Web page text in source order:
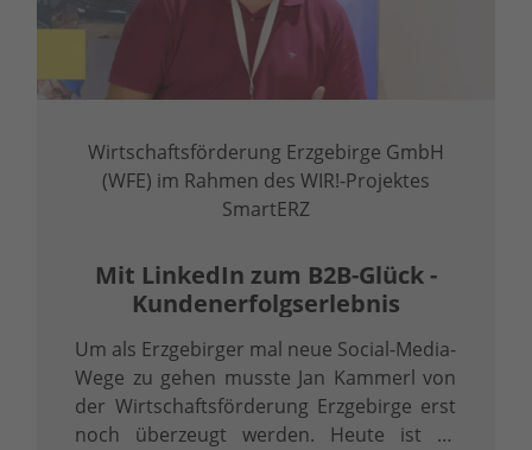
Wirtschaftsförderung Erzgebirge GmbH
(WFE) im Rahmen des WIR!-Projektes
SmartERZ
Mit LinkedIn zum B2B-Glück -
Kundenerfolgserlebnis
Um als Erzgebirger mal neue Social-Media-
Wege zu gehen musste Jan Kammerl von
der Wirtschaftsförderung Erzgebirge erst
noch überzeugt werden. Heute ist er